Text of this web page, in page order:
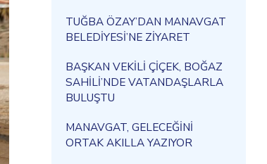
TUĞBA ÖZAY’DAN MANAVGAT
BELEDİYESİ’NE ZİYARET
BAŞKAN VEKİLİ ÇİÇEK, BOĞAZ
SAHİLİ’NDE VATANDAŞLARLA
BULUŞTU
MANAVGAT, GELECEĞİNİ
ORTAK AKILLA YAZIYOR